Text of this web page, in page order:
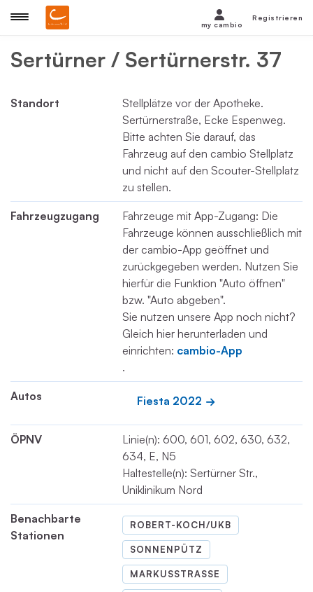
Sertürner / Sertürnerstr. 37
Standort
Stellplätze vor der Apotheke.
Sertürnerstraße, Ecke Espenweg.
Bitte achten Sie darauf, das
Fahrzeug auf den cambio Stellplatz
und nicht auf den Scouter-Stellplatz
zu stellen.
Fahrzeugzugang
Fahrzeuge mit App-Zugang: Die
Fahrzeuge können ausschließlich mit
der cambio-App geöffnet und
zurückgegeben werden. Nutzen Sie
hierfür die Funktion "Auto öffnen"
bzw. "Auto abgeben".
Sie nutzen unsere App noch nicht?
Gleich hier herunterladen und
einrichten: cambio-App
.
Autos Fiesta 2022
ÖPNV
Linie(n): 600, 601, 602, 630, 632,
634, E, N5
Haltestelle(n): Sertürner Str.,
Uniklinikum Nord
Benachbarte
Stationen
ROBERT-KOCH/UKB
SONNENPÜTZ
MARKUSSTRASSE
my cambio
Registrieren